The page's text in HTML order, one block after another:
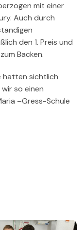
mit einer
Auch durch
den 1. Preis und
Backen.
hatten sichtlich
so einen
–Gress-Schule